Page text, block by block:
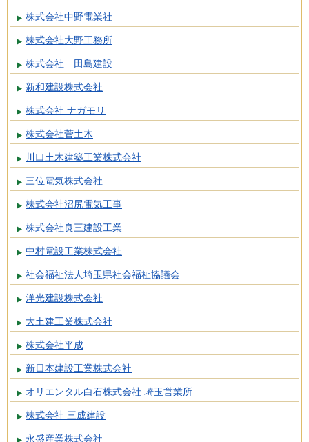
株式会社中野電業社
株式会社大野工務所
株式会社 田島建設
新和建設株式会社
株式会社 ナガモリ
株式会社菅土木
川口土木建築工業株式会社
三位電気株式会社
株式会社沼尻電気工事
株式会社良三建設工業
中村電設工業株式会社
社会福祉法人埼玉県社会福祉協議会
洋光建設株式会社
大土建工業株式会社
株式会社平成
新日本建設工業株式会社
オリエンタル白石株式会社 埼玉営業所
株式会社 三成建設
永盛産業株式会社